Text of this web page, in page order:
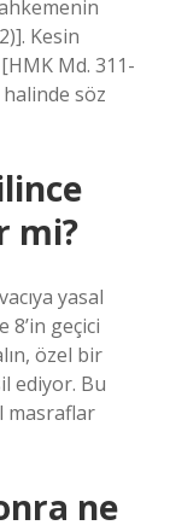
Kesin
Md. 311-
halinde söz
mi?
yasal
8’in geçici
özel bir
ediyor. Bu
masraflar
ne